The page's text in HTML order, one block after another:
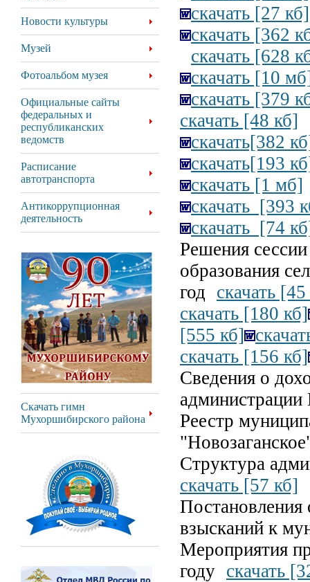
Новости культуры
Музей
Фотоальбом музея
Официальные сайты
федеральных и
республиканских
ведомств
Расписание
автотранспорта
Антикоррупционная
деятельность
Скачать гимн
Мухоршибирского района
скачать [27 кб]
скачать [362
скачать [628
скачать [10
скачать [379
скачать [48 кб]
скачать[382
скачать[193
скачать [1 мб]
скачать [393
скачать [74
Решения
образования
год скачать
скачать [180 кб]
[555 кб]
скачать [156 кб]
Сведения о
Реестр
Структура
скачать [57 кб]
Постановления
взысканий к
Мероприятия
году скачать